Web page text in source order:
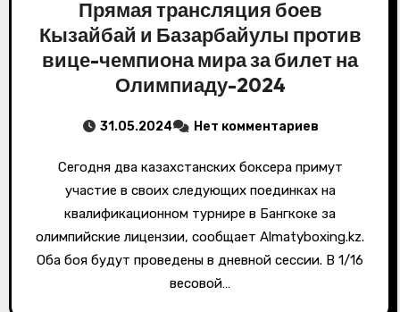
Прямая трансляция боев
Кызайбай и Базарбайулы против
вице-чемпиона мира за билет на
Олимпиаду-2024
31.05.2024 Нет комментариев
Сегодня два казахстанских боксера примут
участие в своих следующих поединках на
квалификационном турнире в Бангкоке за
олимпийские лицензии, сообщает Almatyboxing.kz.
Оба боя будут проведены в дневной сессии. В 1/16
весовой…